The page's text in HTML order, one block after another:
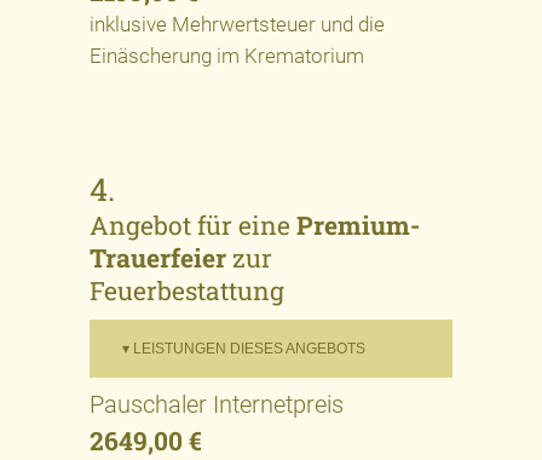
inklusive Mehrwertsteuer und die
Einäscherung im Krematorium
4.
Angebot für eine Premium-
Trauerfeier zur
Feuerbestattung
▾ LEISTUNGEN DIESES ANGEBOTS
Pauschaler Internetpreis
2649,00 €